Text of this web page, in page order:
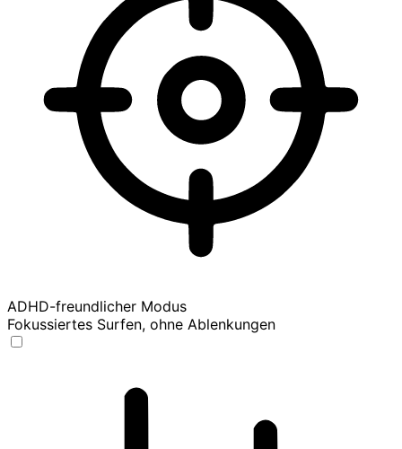
ADHD-freundlicher Modus
Fokussiertes Surfen, ohne Ablenkungen